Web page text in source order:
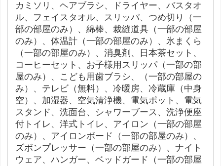
カミソリ、ヘアブラシ、ドライヤー、バスタオ
ル、フェイスタオル、スリッパ、つめ切り（一
部の部屋のみ）、綿棒、裁縫道具（一部の部屋
のみ）、体温計（一部の部屋のみ）、氷まくら
（一部の部屋のみ）、消臭剤、日本茶セット、
コーヒーセット、お子様用スリッパ（一部の部
屋のみ）、こども用歯ブラシ、（一部の部屋の
み）、テレビ（無料）、冷暖房、冷蔵庫（中身
空）、加湿器、空気清浄機、電気ポット、電気
スタンド、洗面台、シャワーブース、洗浄便座
付トイレ、洋式トイレ、アイロン（一部の部屋
のみ）、アイロンボード（一部の部屋のみ）、
ズボンプレッサー（一部の部屋のみ）、ナイト
ウェア、ハンガー、ベッドガード（一部の部屋